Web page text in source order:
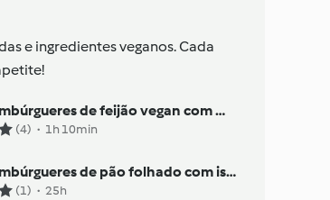
e ingredientes veganos. Cada
Hambúrgueres de feijão vegan com molho de mirtilos
(4) · 1h 10min
Hambúrgueres de pão folhado com iscas e molho de queijo e salsa
(1) · 25h